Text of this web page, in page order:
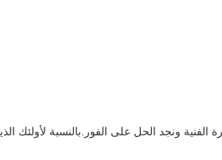
ونجد الحل على الفور.بالنسبة لأولئك